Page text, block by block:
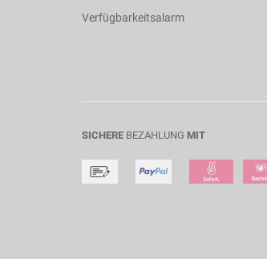
Verfügbarkeitsalarm
SICHERE BEZAHLUNG MIT